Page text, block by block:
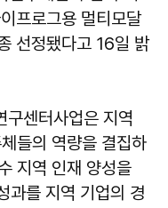
프로그용 멀티모달
선정됐다고 16일 밝
구센터사업은 지역
들의 역량을 결집하
지역 인재 양성을
과를 지역 기업의 경